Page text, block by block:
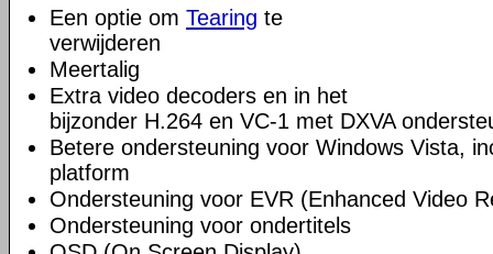
Een optie om Tearing te
verwijderen
Meertalig
Extra video decoders en in het
bijzonder H.264 en VC-1 met DXVA
Betere ondersteuning voor Windows Vista,
platform
Ondersteuning voor EVR (Enhanced Video
Ondersteuning voor ondertitels